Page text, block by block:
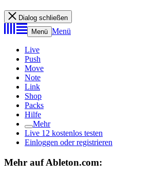
Dialog schließen
Menü Menü
Live
Push
Move
Note
Link
Shop
Packs
Hilfe
Mehr
Live 12 kostenlos testen
Einloggen oder registrieren
Mehr auf Ableton.com: